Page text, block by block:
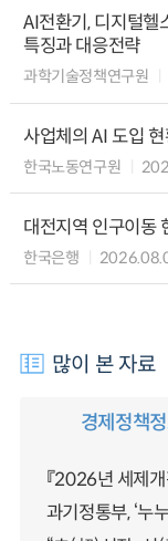
AI전환기, 디지털헬
특징과 대응전략
과학기술정책연구원
사업체의 AI 도입
한국노동연구원
대전지역 인구이동
한국은행
많이 본 자료
경제정책
『2026년 세제개
과기정통부, ‘누